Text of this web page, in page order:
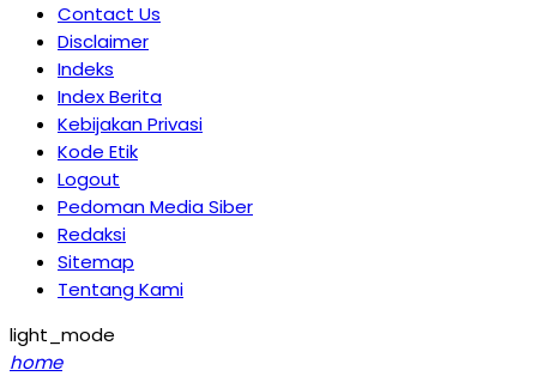
Contact Us
Disclaimer
Indeks
Index Berita
Kebijakan Privasi
Kode Etik
Logout
Pedoman Media Siber
Redaksi
Sitemap
Tentang Kami
light_mode
home